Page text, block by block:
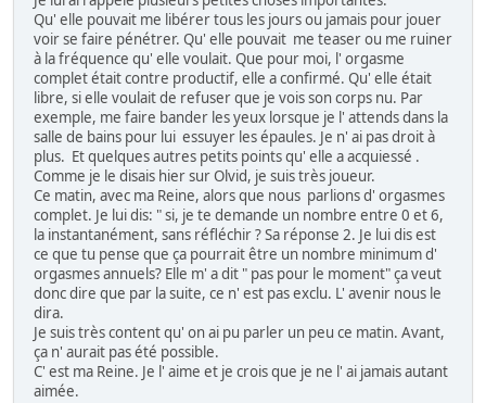
Qu' elle pouvait me libérer tous les jours ou jamais pour jouer
voir se faire pénétrer. Qu' elle pouvait me teaser ou me ruiner
à la fréquence qu' elle voulait. Que pour moi, l' orgasme
complet était contre productif, elle a confirmé. Qu' elle était
libre, si elle voulait de refuser que je vois son corps nu. Par
exemple, me faire bander les yeux lorsque je l' attends dans la
salle de bains pour lui essuyer les épaules. Je n' ai pas droit à
plus. Et quelques autres petits points qu' elle a acquiessé .
Comme je le disais hier sur Olvid, je suis très joueur.
Ce matin, avec ma Reine, alors que nous parlions d' orgasmes
complet. Je lui dis: " si, je te demande un nombre entre 0 et 6,
la instantanément, sans réfléchir ? Sa réponse 2. Je lui dis est
ce que tu pense que ça pourrait être un nombre minimum d'
orgasmes annuels? Elle m' a dit " pas pour le moment" ça veut
donc dire que par la suite, ce n' est pas exclu. L' avenir nous le
dira.
Je suis très content qu' on ai pu parler un peu ce matin. Avant,
ça n' aurait pas été possible.
C' est ma Reine. Je l' aime et je crois que je ne l' ai jamais autant
aimée.